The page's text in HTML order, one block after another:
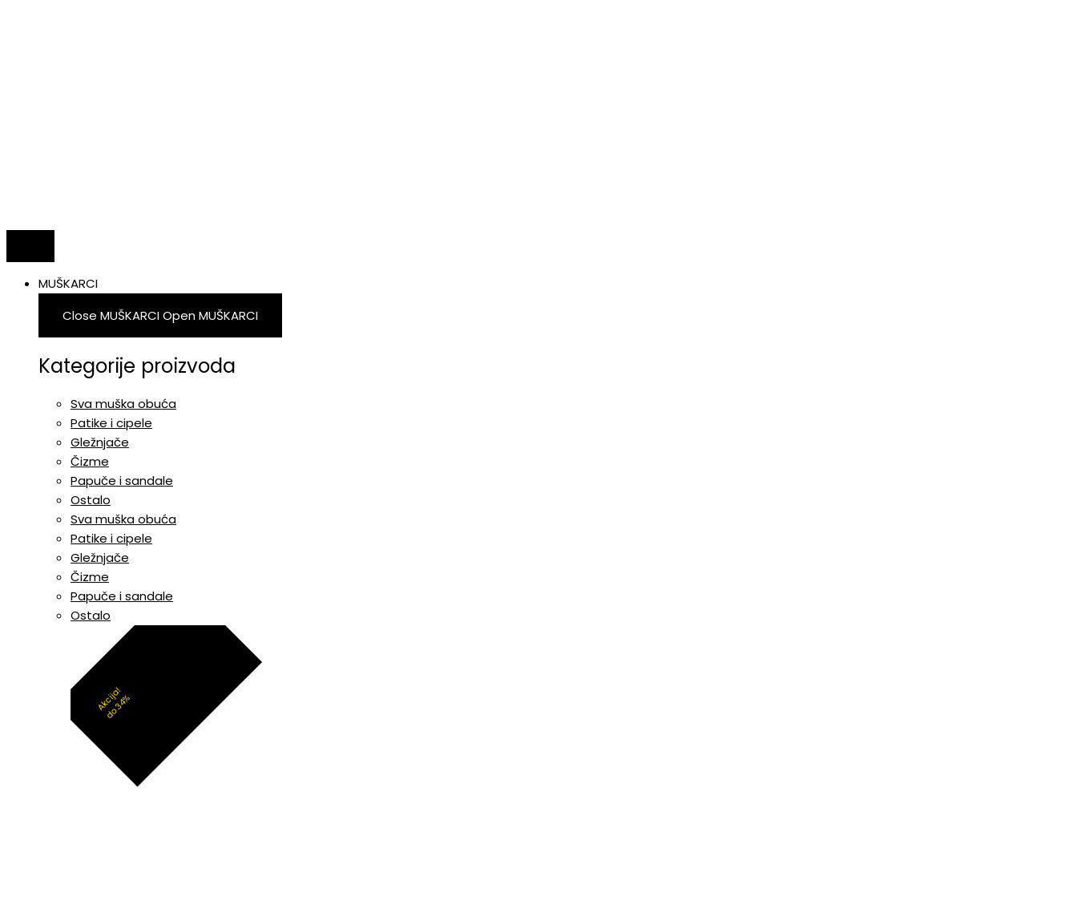
MUŠKARCI
Close MUŠKARCIOpen MUŠKARCI
Kategorije proizvoda
Sva muška obuća
Patike i cipele
Gležnjače
Čizme
Papuče i sandale
Ostalo
Sva muška obuća
Patike i cipele
Gležnjače
Čizme
Papuče i sandale
Ostalo
Akcija!
do 34%